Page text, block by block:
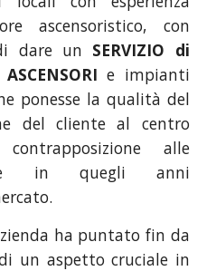
ascensoristico, con
dare un SERVIZIO di
e impianti
ponesse la qualità del
del cliente al centro
alle
in quegli anni
ha puntato fin da
un aspetto cruciale in